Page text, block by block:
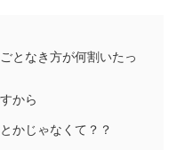
となき方が何割いたっ
から
かじゃなくて？？